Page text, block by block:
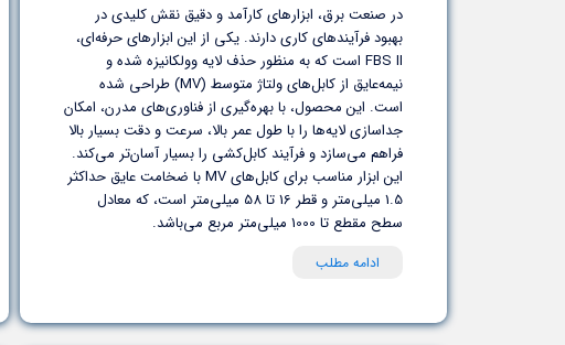
در صنعت برق، ابزارهای کارآمد و دقیق نقش کلیدی در
بهبود فرآیندهای کاری دارند. یکی از این ابزارهای حرفه‌ای،
FBS II است که به منظور حذف لایه وولکانیزه شده و
نیمه‌عایق از کابل‌های ولتاژ متوسط (MV) طراحی شده
است. این محصول، با بهره‌گیری از فناوری‌های مدرن، امکان
جداسازی لایه‌ها را با طول عمر بالا، سرعت و دقت بسیار بالا
فراهم می‌سازد و فرآیند کابل‌کشی را بسیار آسان‌تر می‌کند.
این ابزار مناسب برای کابل‌های MV با ضخامت عایق حداکثر
1.5 میلی‌متر و قطر 16 تا 58 میلی‌متر است، که معادل
سطح مقطع تا 1000 میلی‌متر مربع می‌باشد.
ادامه مطلب